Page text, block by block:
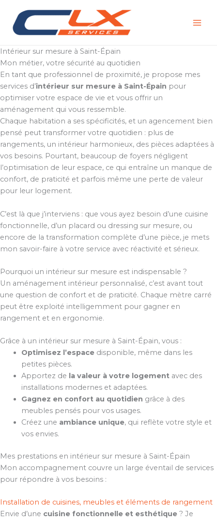
contenu
Intérieur sur mesure à Saint-Épain
Mon métier, votre sécurité au quotidien
En tant que professionnel de proximité, je propose mes
services d’intérieur sur mesure à Saint-Épain pour
optimiser votre espace de vie et vous offrir un
aménagement qui vous ressemble.
Chaque habitation a ses spécificités, et un agencement bien
pensé peut transformer votre quotidien : plus de
rangements, un intérieur harmonieux, des pièces adaptées à
vos besoins. Pourtant, beaucoup de foyers négligent
l’optimisation de leur espace, ce qui entraîne un manque de
confort, de praticité et parfois même une perte de valeur
pour leur logement.
C’est là que j’interviens : que vous ayez besoin d’une cuisine
fonctionnelle, d’un placard ou dressing sur mesure, ou
encore de la transformation complète d’une pièce, je mets
mon savoir-faire à votre service avec réactivité et sérieux.
Pourquoi un intérieur sur mesure est indispensable ?
Un aménagement intérieur personnalisé, c’est avant tout
une question de confort et de praticité. Chaque mètre carré
peut être exploité intelligemment pour gagner en
rangement et en ergonomie.
Grâce à un intérieur sur mesure à Saint-Épain, vous :
Optimisez l’espacedisponible, même dans les
petites pièces.
Apportez de la valeur à votre logementavec des
installations modernes et adaptées.
Gagnez en confort au quotidien grâce à des
meubles pensés pour vos usages.
Créez une ambiance unique, qui reflète votre style et
vos envies.
Mes prestations en intérieur sur mesure à Saint-Épain
Mon accompagnement couvre un large éventail de services
pour répondre à vos besoins :
Installation de cuisines, meubles et éléments de rangement
Envie d’une cuisine fonctionnelle et esthétique ? Je